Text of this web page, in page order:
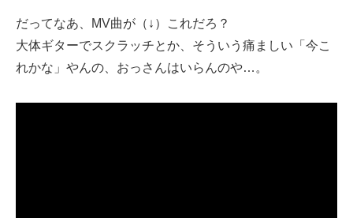
だってなあ、MV曲が（↓）これだろ？
大体ギターでスクラッチとか、そういう痛ましい「今こ
れかな」やんの、おっさんはいらんのや…。